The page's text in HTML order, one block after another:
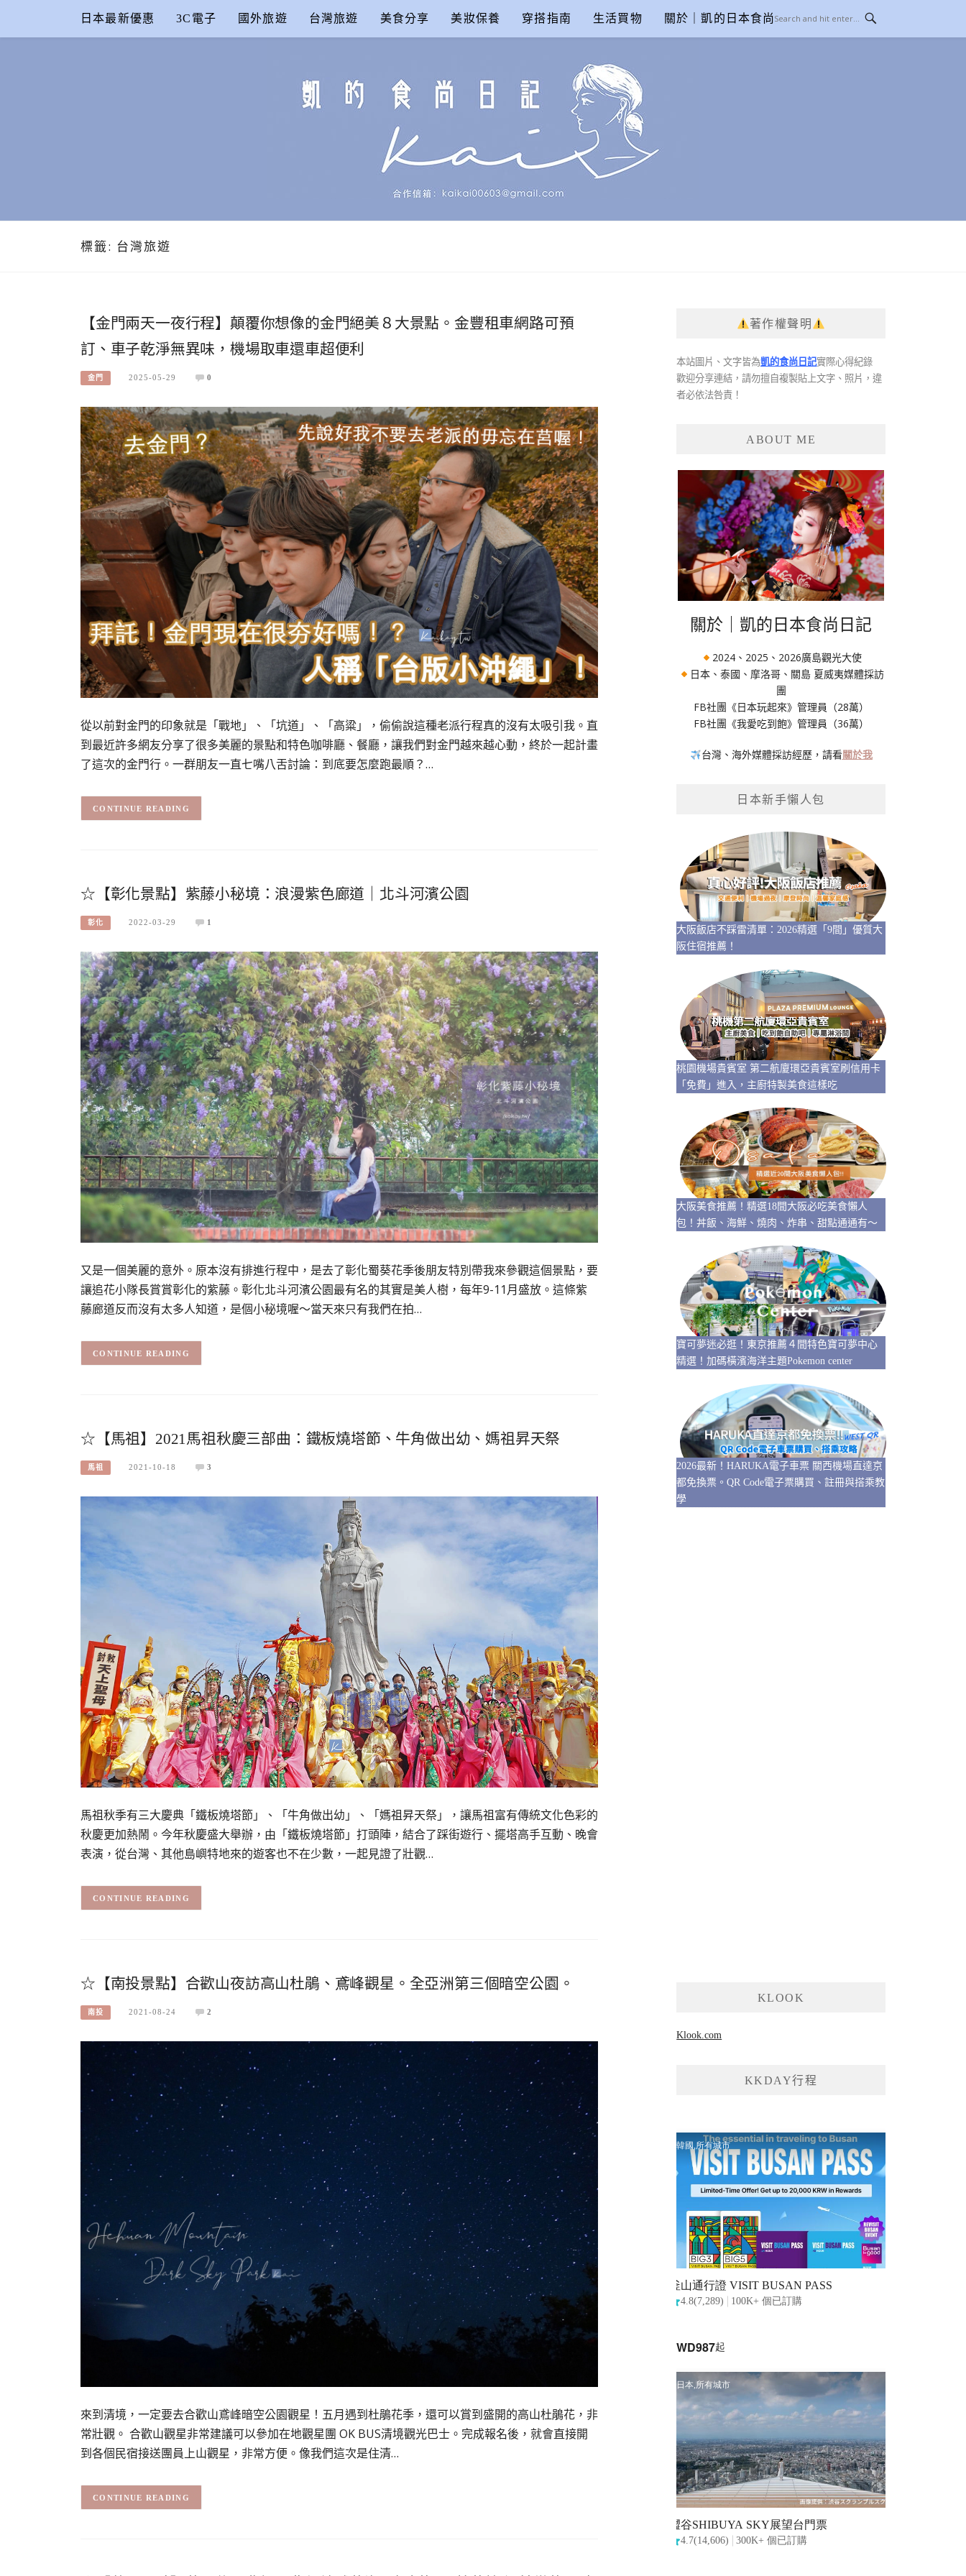
content
日本最新優惠 3C電子 國外旅遊 台灣旅遊 美食分享 美妝保養 穿搭指南 生活買物 關於｜凱的日本食尚日記
凱的日本食尚日記
標籤: 台灣旅遊
【金門兩天一夜行程】顛覆你想像的金門絕美８大景點。金豐租車網路可預
訂、車子乾淨無異味，機場取車還車超便利
金門 2025-05-29 0
從以前對金門的印象就是「戰地」、「坑道」、「高粱」，偷偷說這種老派行程真的沒有太吸引我。直
到最近許多網友分享了很多美麗的景點和特色咖啡廳、餐廳，讓我們對金門越來越心動，終於一起計畫
了這次的金門行。一群朋友一直七嘴八舌討論：到底要怎麼跑最順？…
CONTINUE READING
☆【彰化景點】紫藤小秘境：浪漫紫色廊道｜北斗河濱公園
彰化 2022-03-29 1
又是一個美麗的意外。原本沒有排進行程中，是去了彰化蜀葵花季後朋友特別帶我來參觀這個景點，要
讓追花小隊長賞賞彰化的紫藤。彰化北斗河濱公園最有名的其實是美人樹，每年9-11月盛放。這條紫
藤廊道反而沒有太多人知道，是個小秘境喔～當天來只有我們在拍…
CONTINUE READING
☆【馬祖】2021馬祖秋慶三部曲：鐵板燒塔節、牛角做出幼、媽祖昇天祭
馬祖 2021-10-18 3
馬祖秋季有三大慶典「鐵板燒塔節」、「牛角做出幼」、「媽祖昇天祭」，讓馬祖富有傳統文化色彩的
秋慶更加熱鬧。今年秋慶盛大舉辦，由「鐵板燒塔節」打頭陣，結合了踩街遊行、擺塔高手互動、晚會
表演，從台灣、其他島嶼特地來的遊客也不在少數，一起見證了壯觀…
CONTINUE READING
☆【南投景點】合歡山夜訪高山杜鵑、鳶峰觀星。全亞洲第三個暗空公園。
南投 2021-08-24 2
來到清境，一定要去合歡山鳶峰暗空公園觀星！五月遇到杜鵑花季，還可以賞到盛開的高山杜鵑花，非
常壯觀。 合歡山觀星非常建議可以參加在地觀星團 OK BUS清境觀光巴士。完成報名後，就會直接開
到各個民宿接送團員上山觀星，非常方便。像我們這次是住清…
CONTINUE READING
著作權聲明
本站圖片、文字皆為凱的食尚日記實際心得紀錄
歡迎分享連結，請勿擅自複製貼上文字、照片，違
者必依法咎責！
ABOUT ME
關於｜凱的日本食尚日記
2024、2025、2026廣島觀光大使
日本、泰國、摩洛哥、關島 夏威夷媒體採訪
團
FB社團《日本玩起來》管理員（28萬）
FB社團《我愛吃到飽》管理員（36萬）
台灣、海外媒體採訪經歷，請看關於我
日本新手懶人包
大阪飯店不踩雷清單：2026精選「9間」優質大
阪住宿推薦！
桃園機場貴賓室 第二航廈環亞貴賓室刷信用卡
「免費」進入，主廚特製美食這樣吃
大阪美食推薦！精選18間大阪必吃美食懶人
包！丼飯、海鮮、燒肉、炸串、甜點通通有～
寶可夢迷必逛！東京推薦４間特色寶可夢中心
精選！加碼橫濱海洋主題Pokemon center
2026最新！HARUKA電子車票 關西機場直達京
都免換票。QR Code電子票購買、註冊與搭乘教
學
KLOOK
Klook.com
KKDAY行程